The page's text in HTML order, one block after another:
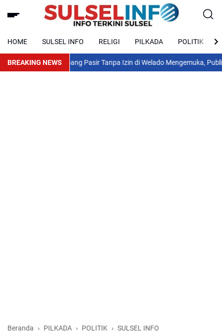
HOME SULSEL INFO RELIGI PILKADA POLITIK
BREAKING NEWS
Dugaan Tambang Pasir Tanpa Izin di Welado Mengemuka, Publik
Beranda PILKADA POLITIK SULSEL INFO